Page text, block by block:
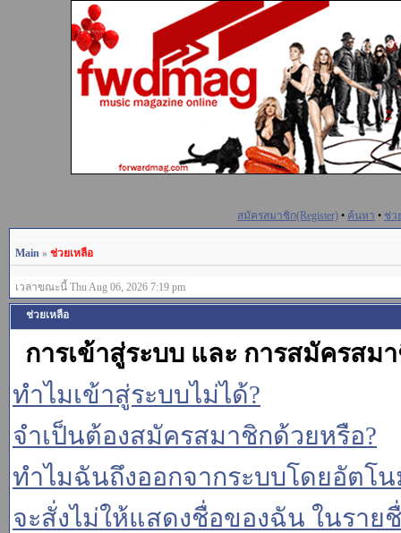
สมัครสมาชิก(Register) • ค้นหา • ช่ว
Main » ช่วยเหลือ
เวลาขณะนี้ Thu Aug 06, 2026 7:19 pm
ช่วยเหลือ
การเข้าสู่ระบบ และ การสมัครสม
ทำไมเข้าสู่ระบบไม่ได้?
จำเป็นต้องสมัครสมาชิกด้วยหรือ?
ทำไมฉันถึงออกจากระบบโดยอัตโ
จะสั่งไม่ให้แสดงชื่อของฉัน ในราย